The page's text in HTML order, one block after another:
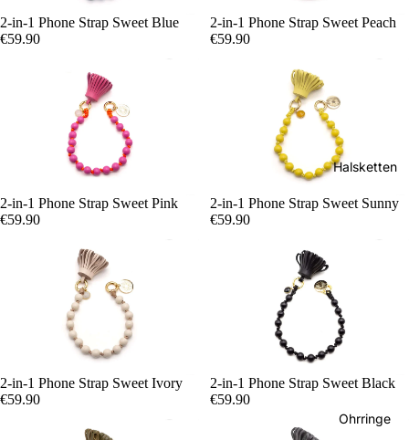
Halsketten
Fine
Ohrringe
2-in-1 Phone Strap Sweet Blue
€59.90
Ausverkauft
2-in-1 Phone Strap Sweet Peach
€59.90
2-in-1 Phone Strap Sweet Pink
€59.90
2-in-1 Phone Strap Sweet Sunny
€59.90
2-in-1 Phone Strap Sweet Ivory
€59.90
2-in-1 Phone Strap Sweet Black
€59.90